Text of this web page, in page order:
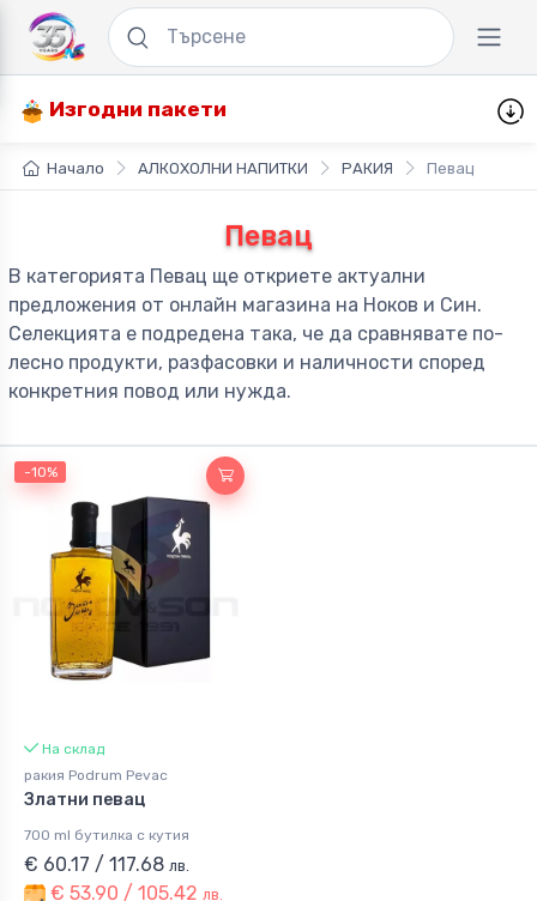
Изгодни пакети
Начало АЛКОХОЛНИ НАПИТКИ РАКИЯ Певац
Певац
В категорията Певац ще откриете актуални
предложения от онлайн магазина на Ноков и Син.
Селекцията е подредена така, че да сравнявате по-
лесно продукти, разфасовки и наличности според
конкретния повод или нужда.
-10%
На склад
ракия Podrum Pevac
Златни певац
700 ml бутилка с кутия
€ 60.17 / 117.68 лв.
€ 53.90 / 105.42 лв.